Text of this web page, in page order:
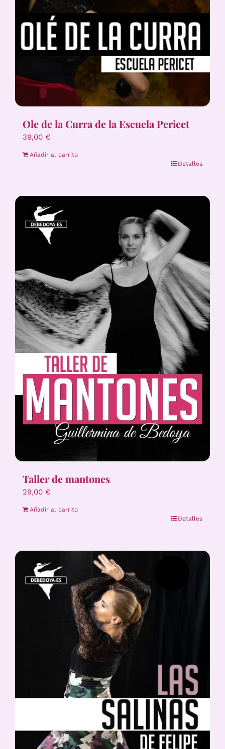
Ole de la Curra de la Escuela Pericet
39,00 €
Añadir al carrito
Detalles
Taller de mantones
29,00 €
Añadir al carrito
Detalles